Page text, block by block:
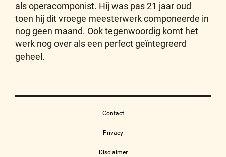
als operacomponist. Hij was pas 21 jaar oud
toen hij dit vroege meesterwerk componeerde in
nog geen maand. Ook tegenwoordig komt het
werk nog over als een perfect geïntegreerd
geheel.
Contact
Privacy
Disclaimer